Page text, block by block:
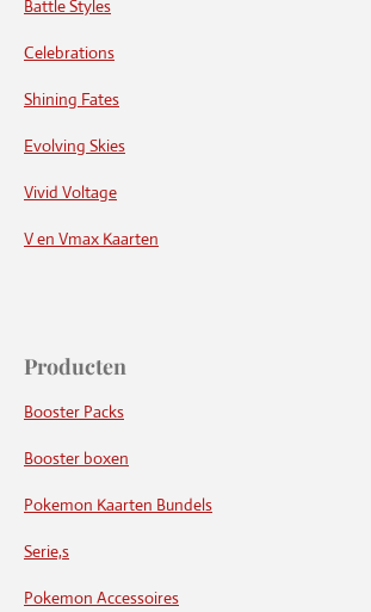
Battle Styles
Celebrations
Shining Fates
Evolving Skies
Vivid Voltage
V en Vmax Kaarten
Producten
Booster Packs
Booster boxen
Pokemon Kaarten Bundels
Serie,s
Pokemon Accessoires